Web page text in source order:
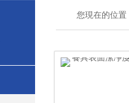
您現在的位置